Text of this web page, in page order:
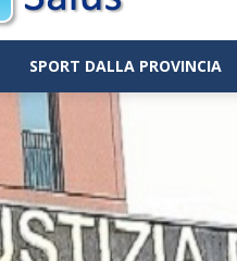
SPORT DALLA PROVINCIA